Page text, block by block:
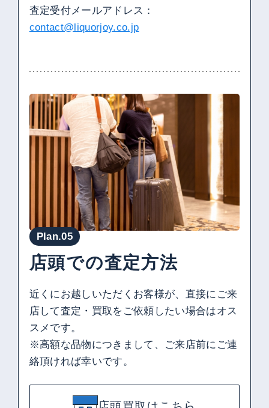
査定受付メールアドレス：
contact@liquorjoy.co.jp
Plan.05
店頭での査定方法
近くにお越しいただくお客様が、直接にご来
店して査定・買取をご依頼したい場合はオス
スメです。
※高額な品物につきまして、ご来店前にご連
絡頂ければ幸いです。